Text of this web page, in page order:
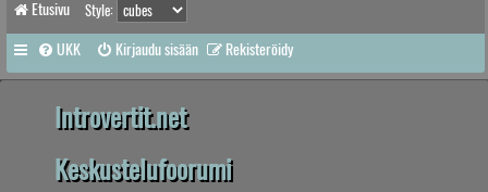
Etusivu Style:
UKK Kirjaudu sisään Rekisteröidy
Introvertit.net
Keskustelufoorumi